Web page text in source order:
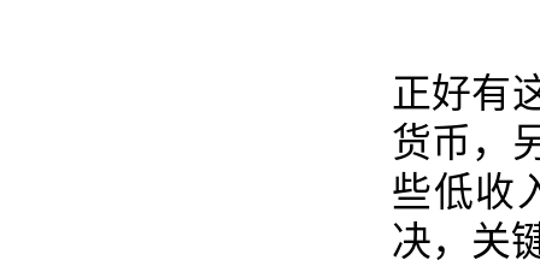
正好有
货币，
些低收
决，关